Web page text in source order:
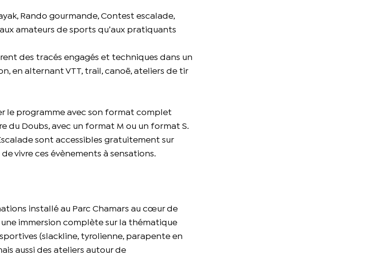
Rando gourmande, Contest escalade,
amateurs de sports qu’aux pratiquants
des tracés engagés et techniques dans un
en alternant VTT, trail, canoë, ateliers de tir
le programme avec son format complet
du Doubs, avec un format M ou un format S.
sont accessibles gratuitement sur
vivre ces évènements à sensations.
installé au Parc Chamars au cœur de
immersion complète sur la thématique
(slackline, tyrolienne, parapente en
aussi des ateliers autour de